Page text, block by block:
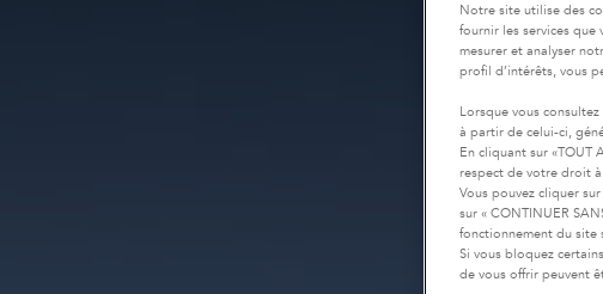
Notre site utilise des
fournir les services
mesurer et analyser
profil d’intérêts, vous
Lorsque vous
à partir de celui-ci,
En cliquant sur «TOUT
respect de votre droit
Vous pouvez cliquer
sur « CONTINUER
fonctionnement du site
Si vous bloquez
de vous offrir peuvent